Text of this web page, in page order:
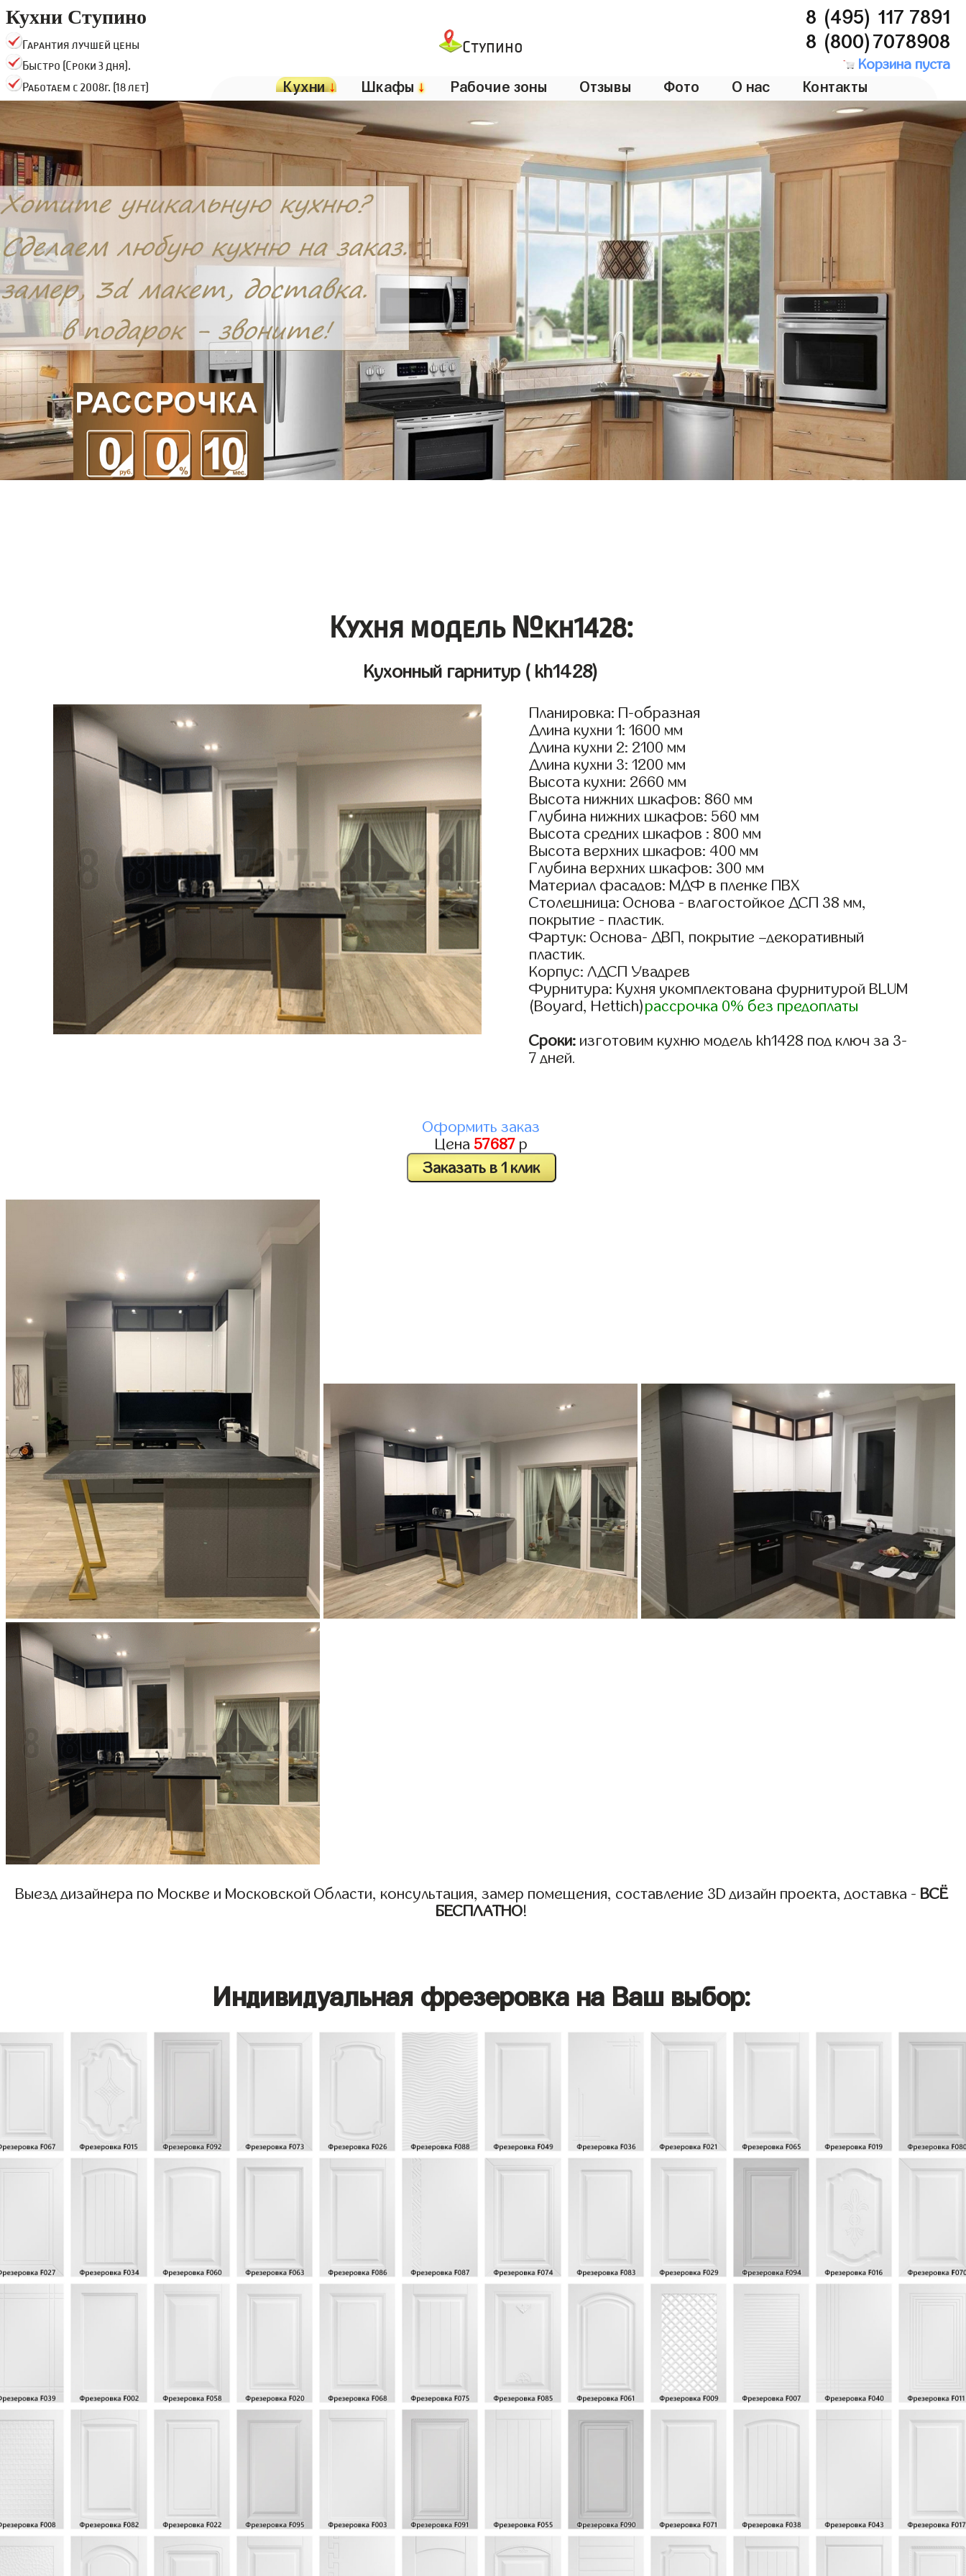
Кухни Ступино
Гарантия лучшей цены
Быстро (Сроки 3 дня).
Работаем с 2008г. (18 лет)
Ступино
8 (495) 117 7891
8 (800)7078908
Корзина пуста
Кухни↓ Шкафы↓ Рабочие зоны Отзывы Фото О нас Контакты
Кухня модель №kh1428:
Кухонный гарнитур ( kh1428)
Планировка: П-образная
Длина кухни 1: 1600 мм
Длина кухни 2: 2100 мм
Длина кухни 3: 1200 мм
Высота кухни: 2660 мм
Высота нижних шкафов: 860 мм
Глубина нижних шкафов: 560 мм
Высота средних шкафов : 800 мм
Высота верхних шкафов: 400 мм
Глубина верхних шкафов: 300 мм
Материал фасадов: МДФ в пленке ПВХ
Столешница: Основа - влагостойкое ДСП 38 мм,
покрытие - пластик.
Фартук: Основа- ДВП, покрытие –декоративный
пластик.
Корпус: ЛДСП Увадрев
Фурнитура: Кухня укомплектована фурнитурой BLUM
(Boyard, Hettich)рассрочка 0% без предоплаты
Сроки: изготовим кухню модель kh1428 под ключ за 3-
7 дней.
Оформить заказ
Цена 57687 р
Заказать в 1 клик
Выезд дизайнера по Москве и Московской Области, консультация, замер помещения, составление 3D дизайн проекта, доставка - ВСЁ
БЕСПЛАТНО!
Индивидуальная фрезеровка на Ваш выбор: